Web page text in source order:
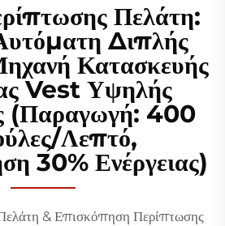
Πελάτη:
Διπλής
Κατασκευής
Vest Υψηλής
(Παραγωγή: 400
Λεπτό,
30% Ενέργειας)
Πελάτη & Επισκόπηση Περίπτωσης